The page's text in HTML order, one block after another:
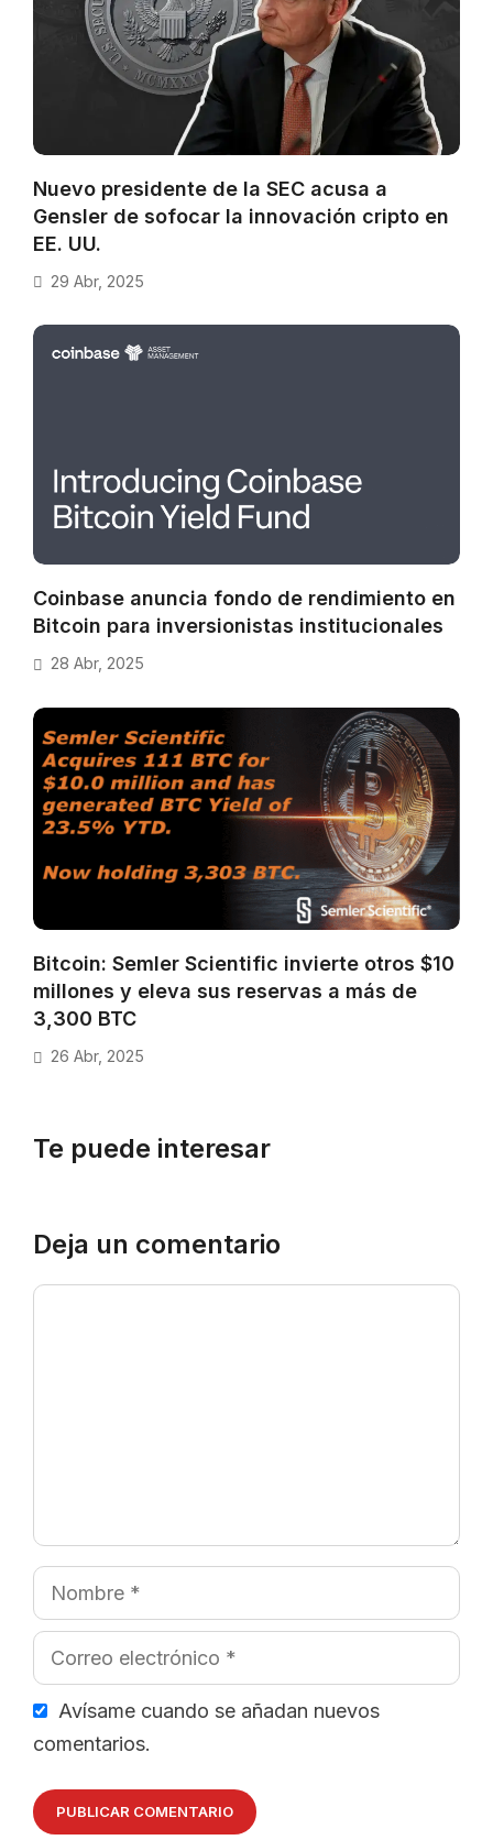
Nuevo presidente de la SEC acusa a
Gensler de sofocar la innovación cripto en
EE. UU.
29 Abr, 2025
Coinbase anuncia fondo de rendimiento en
Bitcoin para inversionistas institucionales
28 Abr, 2025
Bitcoin: Semler Scientific invierte otros $10
millones y eleva sus reservas a más de
3,300 BTC
26 Abr, 2025
Te puede interesar
Deja un comentario
Comentario
Nombre
Correo
electrónico
Avísame cuando se añadan nuevos
comentarios.